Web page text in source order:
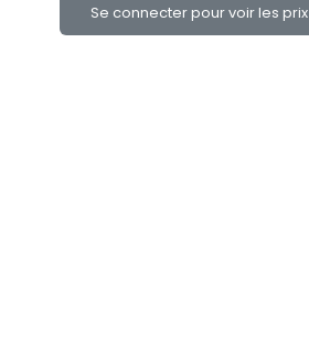
Se connecter pour voir les prix